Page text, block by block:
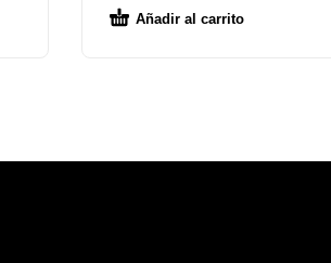
Añadir al carrito